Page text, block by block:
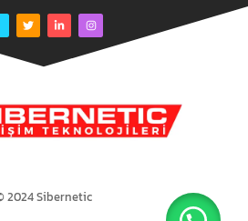
2024 Sibernetic